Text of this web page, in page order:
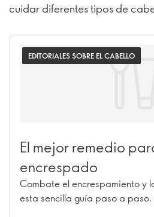
cuidar diferentes tipos de
EDITORIALES SOBRE EL CABELLO
El mejor remedio
encrespado
Combate el encrespamiento y
esta sencilla guía paso a paso.